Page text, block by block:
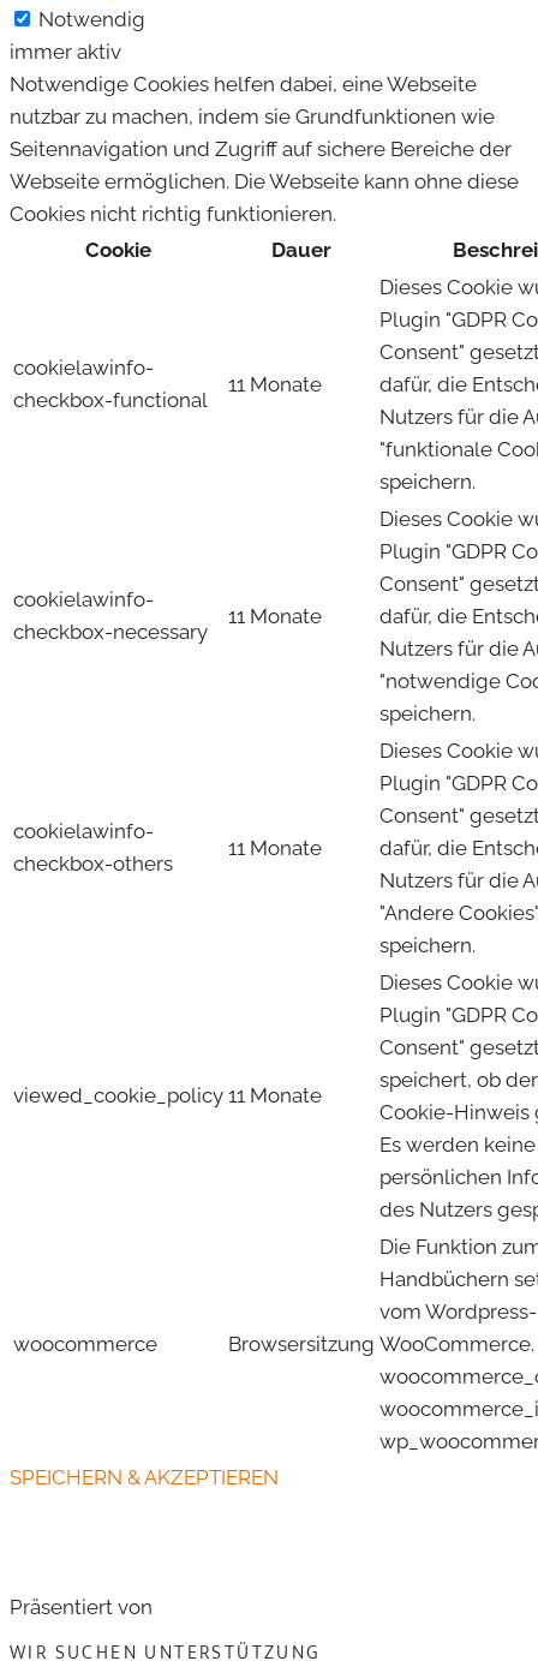
Notwendig
immer aktiv
Notwendige Cookies helfen dabei, eine Webseite
nutzbar zu machen, indem sie Grundfunktionen wie
Seitennavigation und Zugriff auf sichere Bereiche der
Webseite ermöglichen. Die Webseite kann ohne diese
Cookies nicht richtig funktionieren.
Cookie
Dauer
cookielawinfo-
checkbox-functional
11 Monate
Dieses Cookie
Plugin "GDPR
Consent"
dafür, die
Nutzers für die
"funktionale
speichern.
cookielawinfo-
checkbox-necessary
11 Monate
Dieses Cookie
Plugin "GDPR
Consent"
dafür, die
Nutzers für die
"notwendige
speichern.
cookielawinfo-
checkbox-others
11 Monate
Dieses Cookie
Plugin "GDPR
Consent"
dafür, die
Nutzers für die
"Andere
speichern.
viewed_cookie_policy 11 Monate
Dieses Cookie
Plugin "GDPR
Consent"
speichert, ob
Cookie-Hinweis
Es werden keine
persönlichen
des Nutzers
woocommerce Browsersitzung
Die Funktion
Handbüchern
vom
WooCommerce.
SPEICHERN & AKZEPTIEREN
Präsentiert von
WIR SUCHEN UNTERSTÜTZUNG